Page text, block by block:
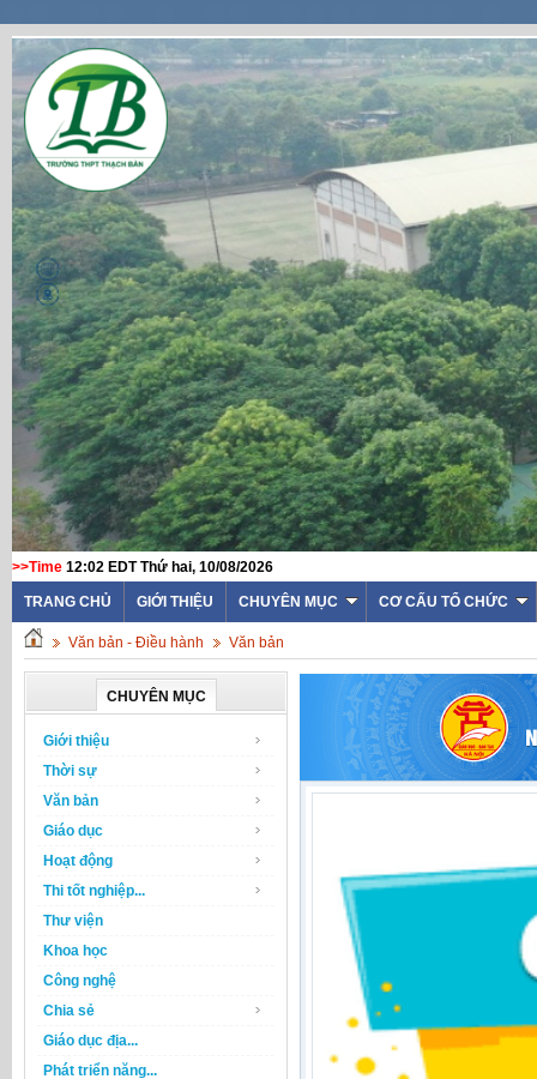
>>Time 12:02 EDT Thứ hai, 10/08/2026
TRANG CHỦ GIỚI THIỆU CHUYÊN MỤC CƠ CẤU TỔ CHỨC
Văn bản - Điều hành Văn bản
CHUYÊN MỤC
Giới thiệu
Thời sự
Văn bản
Giáo dục
Hoạt động
Thi tốt nghiệp...
Thư viện
Khoa học
Công nghệ
Chia sẻ
Giáo dục địa...
Phát triển năng...